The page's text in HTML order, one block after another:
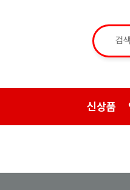
신상품